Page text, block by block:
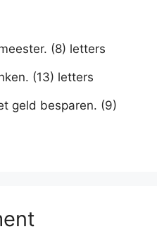
(8) letters
(13) letters
geld besparen. (9)